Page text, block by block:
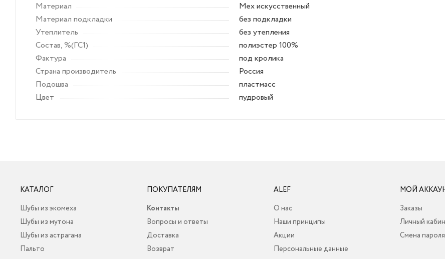
Материал
Мех искусственный
Материал подкладки
без подкладки
Утеплитель
без утепления
Состав, %(ГС1)
полиэстер 100%
Фактура
под кролика
Страна производитель
Россия
Подошва
пластмасс
Цвет
пудровый
КАТАЛОГ
Шубы из экомеха
Шубы из мутона
Шубы из астрагана
Пальто
ПОКУПАТЕЛЯМ
Контакты
Вопросы и ответы
Доставка
Возврат
ALEF
О нас
Наши принципы
Акции
Персональные данные
МОЙ
Заказы
Личный
Смена пароля